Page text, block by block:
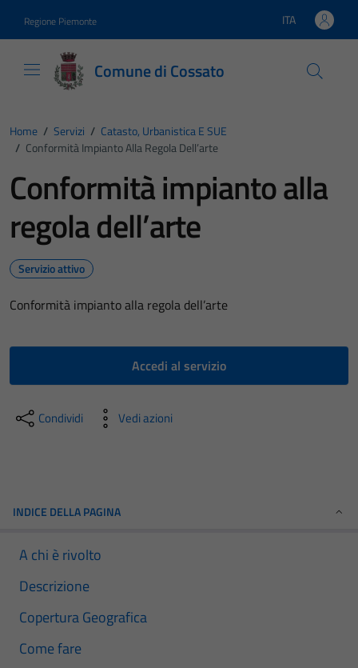
Regione Piemonte Lingua attiva:
ITA
Comune di Cossato
Home / Servizi / Catasto, Urbanistica E SUE
/ Conformità Impianto Alla Regola Dell’arte
Conformità impianto alla
regola dell’arte
Servizio attivo
Conformità impianto alla regola dell’arte
Accedi al servizio
Condividi Vedi azioni
INDICE DELLA PAGINA
A chi è rivolto
Descrizione
Copertura Geografica
Come fare